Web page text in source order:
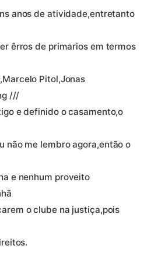
anos de atividade,entretanto
êrros de primarios em termos
Pitol,Jonas
///
e definido o casamento,o
não me lembro agora,então o
e nenhum proveito
o clube na justiça,pois